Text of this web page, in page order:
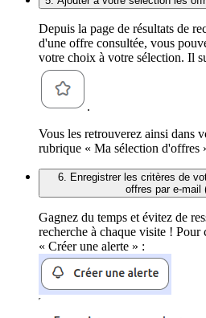
Depuis la page de résultats de
d'une offre consultée, vous
votre choix à votre sélection. Il
.
Vous les retrouverez ainsi dans
rubrique « Ma sélection d'offres
6. Enregistrer les critères de
offres par e-mail
Gagnez du temps et évitez de
recherche à chaque visite !
« Créer une alerte » :